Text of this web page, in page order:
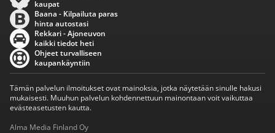
kaupat
Baana - Kilpailuta paras
hinta autostasi
Rekkari - Ajoneuvon
kaikki tiedot heti
Ohjeet turvalliseen
kaupankäyntiin
Tämän palvelun ilmoitukset ovat mainoksia, jotka näytetään sinulle hakusi
mukaisesti. Muuhun palvelun kohdennettuun mainontaan voit vaikuttaa
evästeasetusten kautta.
Alma Media Finland Oy